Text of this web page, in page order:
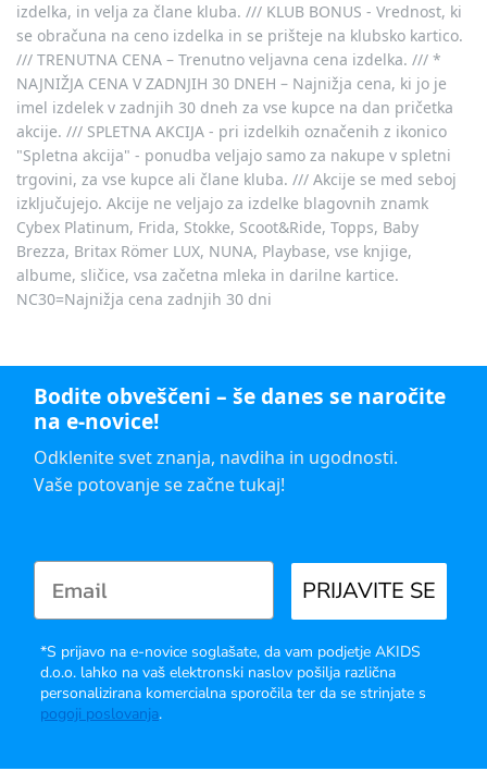
izdelka, in velja za člane kluba. /// KLUB BONUS - Vrednost, ki
se obračuna na ceno izdelka in se prišteje na klubsko kartico.
/// TRENUTNA CENA – Trenutno veljavna cena izdelka. /// *
NAJNIŽJA CENA V ZADNJIH 30 DNEH – Najnižja cena, ki jo je
imel izdelek v zadnjih 30 dneh za vse kupce na dan pričetka
akcije. /// SPLETNA AKCIJA - pri izdelkih označenih z ikonico
"Spletna akcija" - ponudba veljajo samo za nakupe v spletni
trgovini, za vse kupce ali člane kluba. /// Akcije se med seboj
izključujejo. Akcije ne veljajo za izdelke blagovnih znamk
Cybex Platinum, Frida, Stokke, Scoot&Ride, Topps, Baby
Brezza, Britax Römer LUX, NUNA, Playbase, vse knjige,
albume, sličice, vsa začetna mleka in darilne kartice.
NC30=Najnižja cena zadnjih 30 dni
Bodite obveščeni – še danes se naročite
na e-novice!
Odklenite svet znanja, navdiha in ugodnosti.
Vaše potovanje se začne tukaj!
PRIJAVITE SE
*S prijavo na e-novice soglašate, da vam podjetje AKIDS
d.o.o. lahko na vaš elektronski naslov pošilja različna
personalizirana komercialna sporočila ter da se strinjate s
pogoji poslovanja.